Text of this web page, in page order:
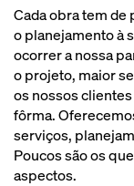
Cada obra tem
o planejamento à
ocorrer a nossa
o projeto, maior
os nossos
fôrma.
serviços,
Poucos são os
aspectos.